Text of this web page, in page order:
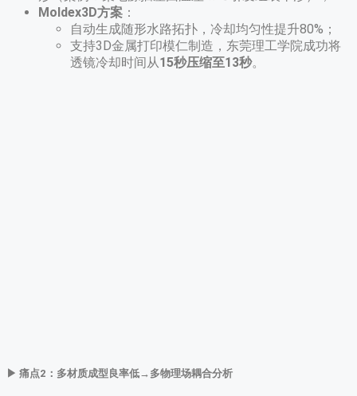
Moldex3D方案 ​：
自动生成随形水路拓扑，冷却均匀性提升80%；
支持3D金属打印模仁制造，东莞理工学院成功将
透镜冷却时间从15秒压缩至13秒​。
▶ ​ 痛点2：多材质成型良率低→多物理场耦合分析